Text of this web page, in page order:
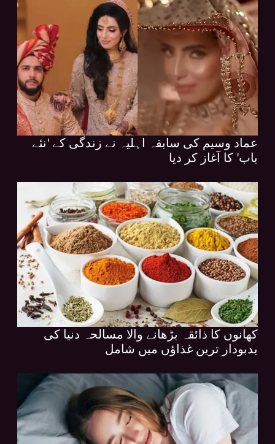
عماد وسیم کی سابقہ اہلیہ نے زندگی کے 'نئے
باب' کا آغاز کر دیا
کھانوں کا ذائقہ بڑھانے والا مسالحہ دنیا کی
بدبودار ترین غذاؤں میں شامل